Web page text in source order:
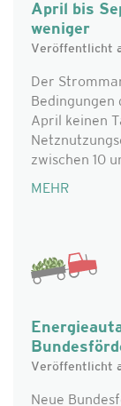
April bis
weniger
Veröffentlicht
Der
Bedingungen
April keinen
zwischen 10
MEHR
Veröffentlicht
Neue